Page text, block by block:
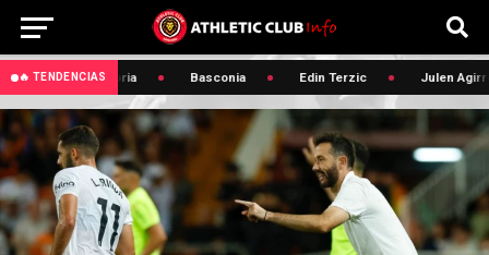
🔥 TENDENCIAS
🔥 Convocatoria Basconia Edin Terzic Julen